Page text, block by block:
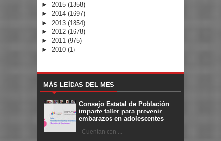
► 2015 (1358)
► 2014 (1697)
► 2013 (1854)
► 2012 (1678)
► 2011 (975)
► 2010 (1)
MÁS LEÍDAS DEL MES
Consejo Estatal de Población
imparte taller para prevenir
embarazos en adolescentes
Cuentan con ...